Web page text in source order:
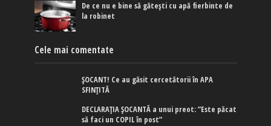
De ce nu e bine să gătești cu apă fierbinte de
la robinet
Cele mai comentate
ȘOCANT! Ce au găsit cercetătorii în APA
SFINȚITĂ
DECLARAȚIA ȘOCANTĂ a unui preot: ”Este păcat
să faci un COPIL în post”